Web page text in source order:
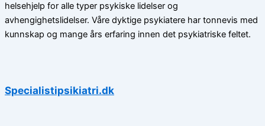
helsehjelp for alle typer psykiske lidelser og
avhengighetslidelser. Våre dyktige psykiatere har tonnevis med
kunnskap og mange års erfaring innen det psykiatriske feltet.
Specialistipsikiatri.dk